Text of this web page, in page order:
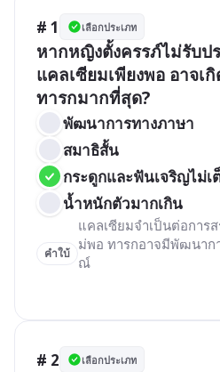
# 1 เลือกประเภท
หากหญิงตั้งครรภ์ไม่รับป
แคลเซียมเพียงพอ อาจเ
ทารกมากที่สุด?
พัฒนาการทางภาษา
สมาธิสั้น
กระดูกและฟันเจริญไม่เ
น้ำหนักตัวมากเกิน
คำใบ้
แคลเซียมจำเป็นต่อการ
ม่พอ ทารกอาจมีพัฒนาก
ณ์
# 2 เลือกประเภท